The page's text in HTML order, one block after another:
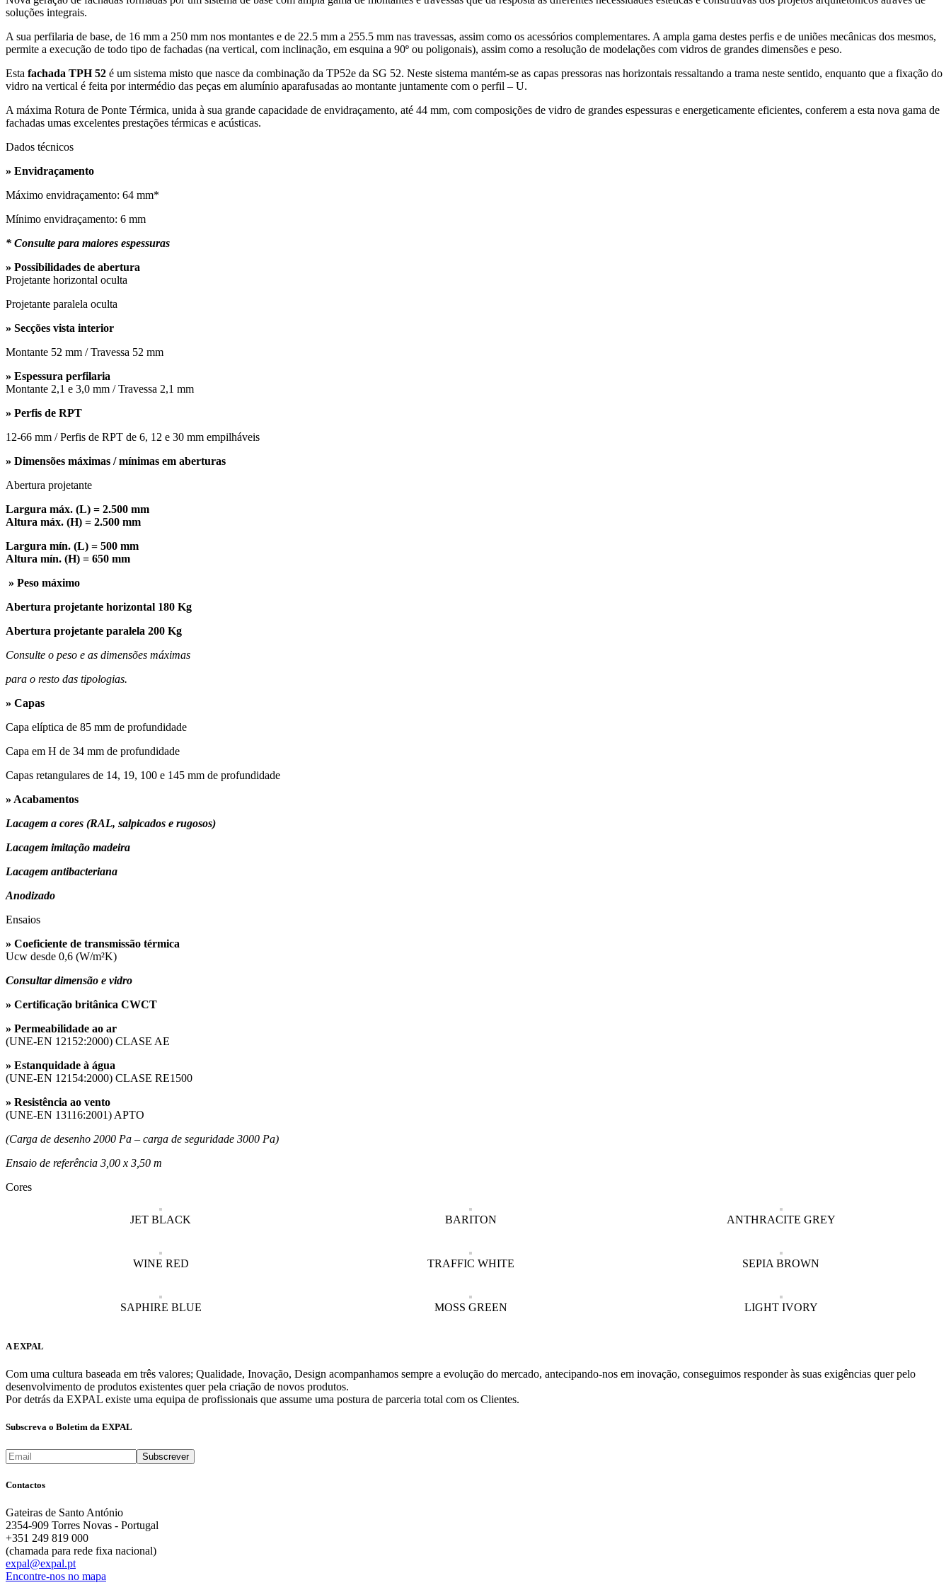
soluções integrais.
A sua perfilaria de base, de 16 mm a 250 mm nos montantes e de 22.5 mm a 255.5 mm nas travessas, assim como os acessórios complementares. A ampla gama destes perfis e de uniões mecânicas dos mesmos,
permite a execução de todo tipo de fachadas (na vertical, com inclinação, em esquina a 90º ou poligonais), assim como a resolução de modelações com vidros de grandes dimensões e peso.
Esta fachada TPH 52 é um sistema misto que nasce da combinação da TP52e da SG 52. Neste sistema mantém-se as capas pressoras nas horizontais ressaltando a trama neste sentido, enquanto que a fixação do
vidro na vertical é feita por intermédio das peças em alumínio aparafusadas ao montante juntamente com o perfil – U.
A máxima Rotura de Ponte Térmica, unida à sua grande capacidade de envidraçamento, até 44 mm, com composições de vidro de grandes espessuras e energeticamente eficientes, conferem a esta nova gama de
fachadas umas excelentes prestações térmicas e acústicas.
Dados técnicos
» Envidraçamento
Máximo envidraçamento: 64 mm*
Mínimo envidraçamento: 6 mm
* Consulte para maiores espessuras
» Possibilidades de abertura
Projetante horizontal oculta
Projetante paralela oculta
» Secções vista interior
Montante 52 mm / Travessa 52 mm
» Espessura perfilaria
Montante 2,1 e 3,0 mm / Travessa 2,1 mm
» Perfis de RPT
12-66 mm / Perfis de RPT de 6, 12 e 30 mm empilháveis
» Dimensões máximas / mínimas em aberturas
Abertura projetante
Largura máx. (L) = 2.500 mm
Altura máx. (H) = 2.500 mm
Largura mín. (L) = 500 mm
Altura mín. (H) = 650 mm
» Peso máximo
Abertura projetante horizontal 180 Kg
Abertura projetante paralela 200 Kg
Consulte o peso e as dimensões máximas
para o resto das tipologias.
» Capas
Capa elíptica de 85 mm de profundidade
Capa em H de 34 mm de profundidade
Capas retangulares de 14, 19, 100 e 145 mm de profundidade
» Acabamentos
Lacagem a cores (RAL, salpicados e rugosos)
Lacagem imitação madeira
Lacagem antibacteriana
Anodizado
Ensaios
» Coeficiente de transmissão térmica
Ucw desde 0,6 (W/m²K)
Consultar dimensão e vidro
» Certificação britânica CWCT
» Permeabilidade ao ar
(UNE-EN 12152:2000) CLASE AE
» Estanquidade à água
(UNE-EN 12154:2000) CLASE RE1500
» Resistência ao vento
(UNE-EN 13116:2001) APTO
(Carga de desenho 2000 Pa – carga de seguridade 3000 Pa)
Ensaio de referência 3,00 x 3,50 m
Cores
JET BLACK BARITON ANTHRACITE GREY
WINE RED TRAFFIC WHITE SEPIA BROWN
SAPHIRE BLUE MOSS GREEN LIGHT IVORY
A EXPAL
Com uma cultura baseada em três valores; Qualidade, Inovação, Design acompanhamos sempre a evolução do mercado, antecipando-nos em inovação, conseguimos responder às suas exigências quer pelo
desenvolvimento de produtos existentes quer pela criação de novos produtos.
Por detrás da EXPAL existe uma equipa de profissionais que assume uma postura de parceria total com os Clientes.
Subscreva o Boletim da EXPAL
Contactos
Gateiras de Santo António
2354-909 Torres Novas - Portugal
+351 249 819 000
(chamada para rede fixa nacional)
expal@expal.pt
Encontre-nos no mapa